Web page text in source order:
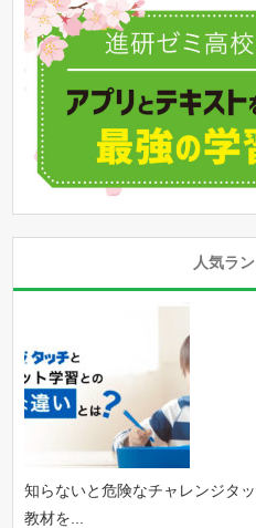
人気ラ
知らないと危険なチャレンジタ
教材を...